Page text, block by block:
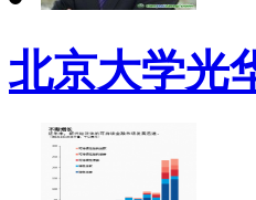
北京大学光